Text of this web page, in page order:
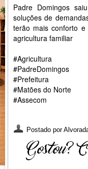
Padre Domingos
soluções de
terão mais conforto
agricultura familiar
#Agricultura
#PadreDomingos
#Prefeitura
#Matões do Norte
#Assecom
Postado por